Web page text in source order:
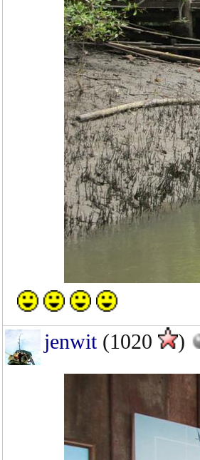
jenwit(1020 )